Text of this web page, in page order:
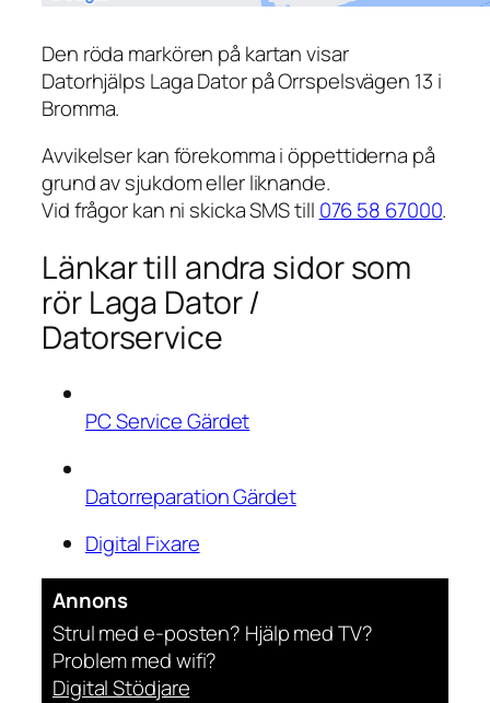
Den röda markören på kartan visar
Datorhjälps Laga Dator på Orrspelsvägen 13 i
Bromma.
Avvikelser kan förekomma i öppettiderna på
grund av sjukdom eller liknande.
Vid frågor kan ni skicka SMS till 076 58 67000.
Länkar till andra sidor som
rör Laga Dator /
Datorservice
PC Service Gärdet
Datorreparation Gärdet
Digital Fixare
Annons
Strul med e-posten? Hjälp med TV?
Problem med wifi?
Digital Stödjare